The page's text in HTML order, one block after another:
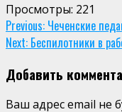
Просмотры: 221
Continue
Reading
Previous: Чеченские
Next: Беспилотники в
Добавить
Ваш адрес email не